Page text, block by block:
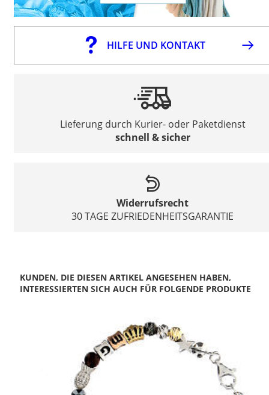
HILFE UND KONTAKT
Lieferung durch Kurier- oder Paketdienst
schnell & sicher
Widerrufsrecht
30 TAGE ZUFRIEDENHEITSGARANTIE
KUNDEN, DIE DIESEN ARTIKEL ANGESEHEN HABEN,
INTERESSIERTEN SICH AUCH FÜR FOLGENDE PRODUKTE